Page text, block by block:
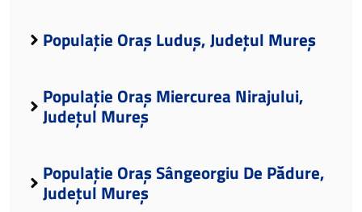
Populație Oraș Luduș, Județul Mureș
Populație Oraș Miercurea Nirajului,
Județul Mureș
Populație Oraș Sângeorgiu De Pădure,
Județul Mureș